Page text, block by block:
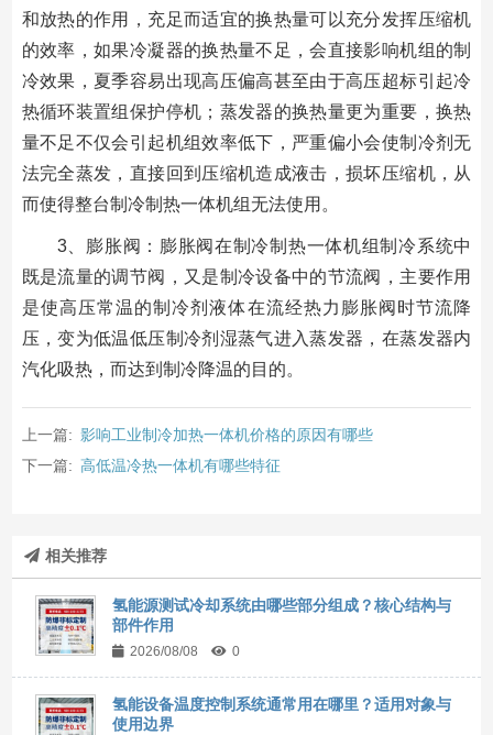
和放热的作用，充足而适宜的换热量可以充分发挥压缩机
的效率，如果冷凝器的换热量不足，会直接影响机组的制
冷效果，夏季容易出现高压偏高甚至由于高压超标引起冷
热循环装置组保护停机；蒸发器的换热量更为重要，换热
量不足不仅会引起机组效率低下，严重偏小会使制冷剂无
法完全蒸发，直接回到压缩机造成液击，损坏压缩机，从
而使得整台制冷制热一体机组无法使用。
3、膨胀阀：膨胀阀在制冷制热一体机组制冷系统中
既是流量的调节阀，又是制冷设备中的节流阀，主要作用
是使高压常温的制冷剂液体在流经热力膨胀阀时节流降
压，变为低温低压制冷剂湿蒸气进入蒸发器，在蒸发器内
汽化吸热，而达到制冷降温的目的。
上一篇: 影响工业制冷加热一体机价格的原因有哪些
下一篇: 高低温冷热一体机有哪些特征
相关推荐
氢能源测试冷却系统由哪些部分组成？核心结构与
部件作用
2026/08/08 0
氢能设备温度控制系统通常用在哪里？适用对象与
使用边界